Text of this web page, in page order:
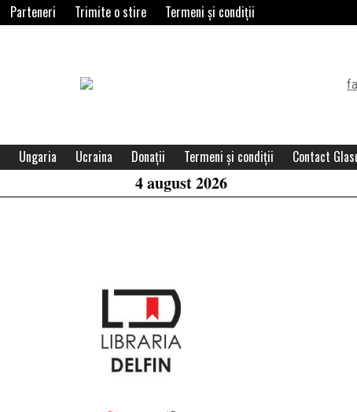
Parteneri Trimite o stire Termeni și condiții
Header
Area
Ungaria Ucraina Donații Termeni și condiții Contact
4 august 2026